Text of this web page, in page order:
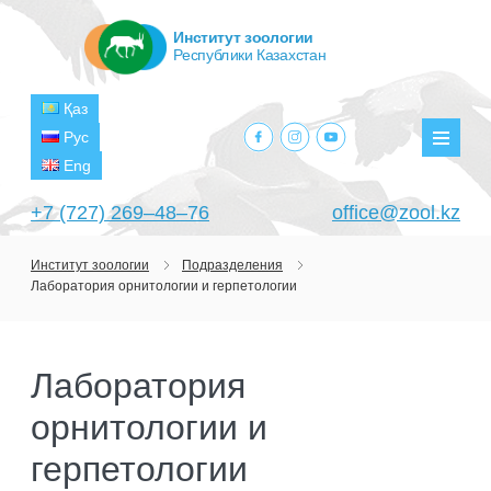
+7 (727) 269‒48‒76 office@zool.kz
Қаз
Рус
Eng
facebook.com
instagram.com
youtube.com
Институт зоологии
Республики Казахстан
ГЛАВНАЯ
ЦЕЛИ И ЗАДАЧИ
РУКОВОДСТВО
СТРУКТУРА
ПОДРАЗДЕЛЕНИЯ
ЛАБОРАТОРИИ
ЛАБОРАТОРИЯ ТЕРИОЛОГИИ
НАУЧНО-ИССЛЕДОВАТЕЛЬСКИЕ
ПРОЕКТЫ
ТЕКУЩИЕ ПРОЕКТЫ
Институт зоологии
Подразделения
Лаборатория орнитологии и герпетологии
Лаборатория
орнитологии и
герпетологии